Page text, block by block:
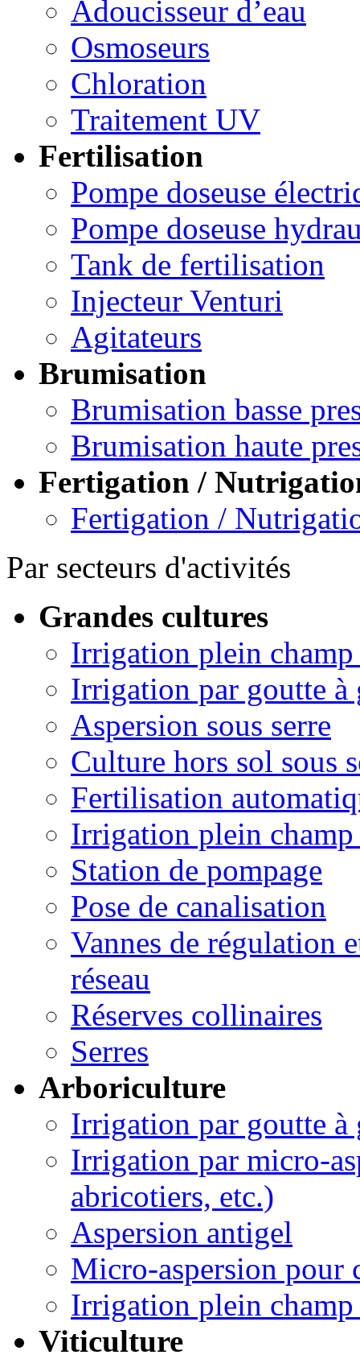
Adoucisseur d’eau
Osmoseurs
Chloration
Traitement UV
Fertilisation
Pompe doseuse
Pompe doseuse
Tank de fertilisation
Injecteur Venturi
Agitateurs
Brumisation
Brumisation basse
Brumisation haute
Fertigation /
Fertigation /
Par secteurs d'activités
Grandes cultures
Irrigation plein champ
Irrigation par goutte à
Aspersion sous serre
Culture hors sol sous
Fertilisation
Irrigation plein champ
Station de pompage
Pose de canalisation
Vannes de régulation
réseau
Réserves collinaires
Serres
Arboriculture
Irrigation par goutte à
Irrigation par micro-
abricotiers, etc.)
Aspersion antigel
Micro-aspersion pour
Irrigation plein champ
Viticulture